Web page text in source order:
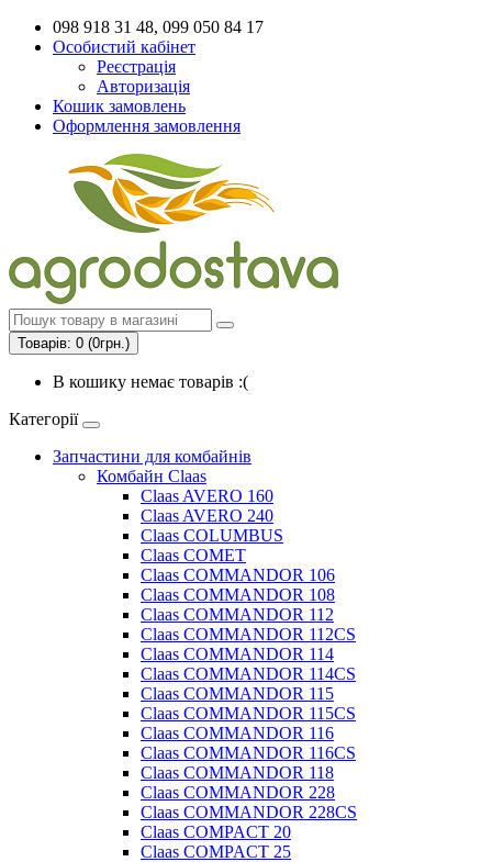
098 918 31 48, 099 050 84 17
Особистий кабінет
Реєстрація
Авторизація
Кошик замовлень
Оформлення замовлення
Товарів: 0 (0грн.)
В кошику немає товарів :(
Категорії
Запчастини для комбайнів
Комбайн Claas
Claas AVERO 160
Claas AVERO 240
Claas COLUMBUS
Claas COMET
Claas COMMANDOR 106
Claas COMMANDOR 108
Claas COMMANDOR 112
Claas COMMANDOR 112CS
Claas COMMANDOR 114
Claas COMMANDOR 114CS
Claas COMMANDOR 115
Claas COMMANDOR 115CS
Claas COMMANDOR 116
Claas COMMANDOR 116CS
Claas COMMANDOR 118
Claas COMMANDOR 228
Claas COMMANDOR 228CS
Claas COMPACT 20
Claas COMPACT 25